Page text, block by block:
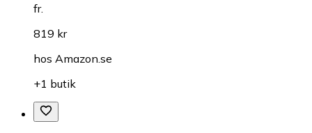
fr.
819 kr
hos Amazon.se
+1 butik